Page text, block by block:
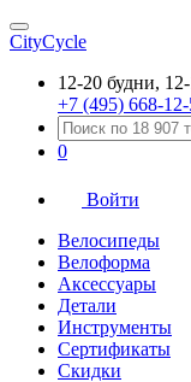
CityCycle
12-20 будни,
+7 (495) 668-
0
Войти
Велосипеды
Велоформа
Аксессуары
Детали
Инструменты
Сертификаты
Скидки